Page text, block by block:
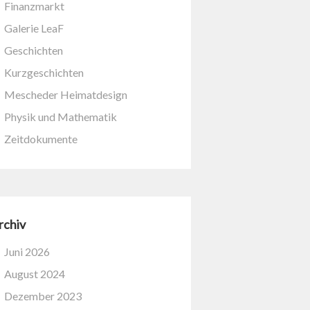
Finanzmarkt
Galerie LeaF
Geschichten
Kurzgeschichten
Mescheder Heimatdesign
Physik und Mathematik
Zeitdokumente
Juni 2026
August 2024
Dezember 2023